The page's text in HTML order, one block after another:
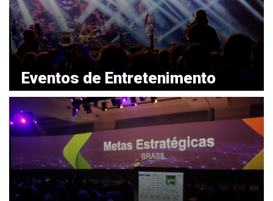
Eventos de Entretenimento
VER MAIS